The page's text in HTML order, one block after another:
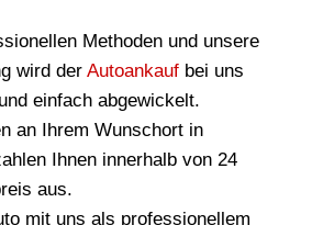
Methoden und unsere
wird der Autoankauf bei uns
einfach abgewickelt.
an Ihrem Wunschort in
Ihnen innerhalb von 24
aus.
mit uns als professionellem